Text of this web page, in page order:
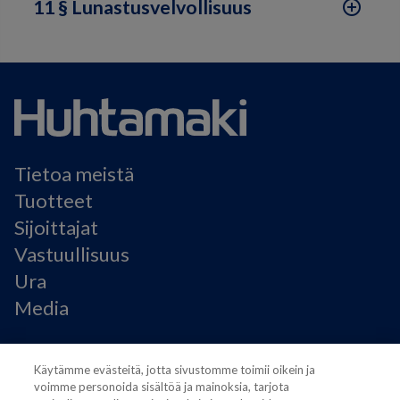
11 § Lunastusvelvollisuus add_circle_outline
Tietoa meistä
Tuotteet
Sijoittajat
Vastuullisuus
Ura
Media
Käyttöehdot
Modern Slavery Statement
Käytämme evästeitä, jotta sivustomme toimii oikein ja
voimme personoida sisältöä ja mainoksia, tarjota